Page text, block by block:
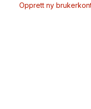
Opprett ny